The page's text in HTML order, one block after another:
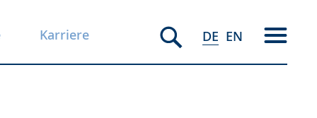
Karriere DE EN